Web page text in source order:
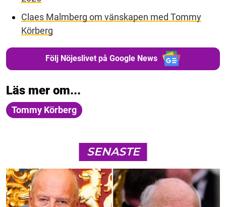
Claes Malmberg om vänskapen med Tommy
Körberg
Följ Nöjeslivet på Google News
Läs mer om...
Tommy Körberg
SENASTE